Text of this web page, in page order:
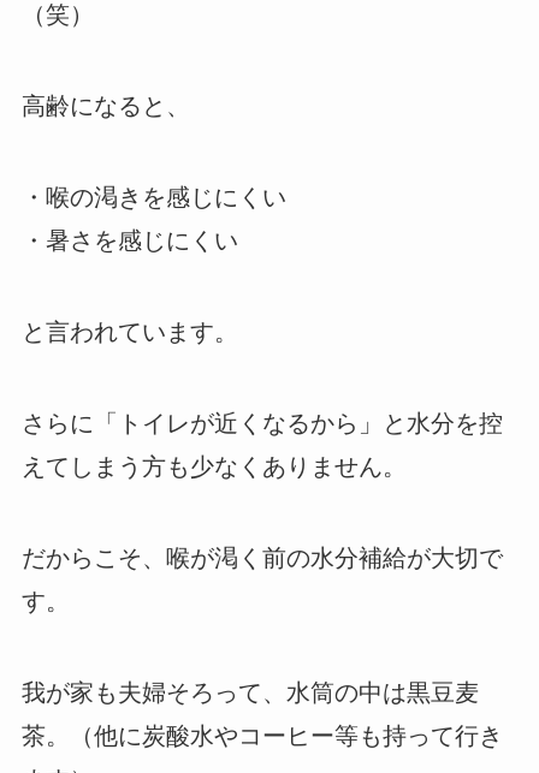
（笑）
高齢になると、
・喉の渇きを感じにくい
・暑さを感じにくい
と言われています。
さらに「トイレが近くなるから」と水分を控
えてしまう方も少なくありません。
だからこそ、喉が渇く前の水分補給が大切で
す。
我が家も夫婦そろって、水筒の中は黒豆麦
茶。（他に炭酸水やコーヒー等も持って行き